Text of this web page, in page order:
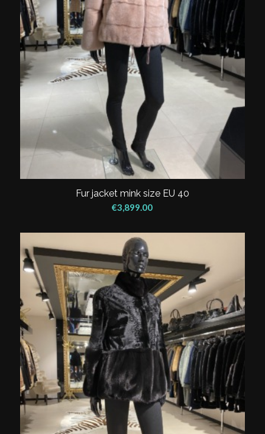
Fur jacket mink size EU 40
€3,899.00